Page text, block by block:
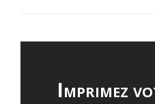
Imprimez